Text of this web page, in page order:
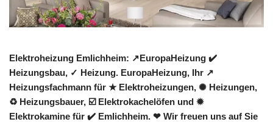
Elektroheizung Emlichheim: ↗️EuropaHeizung ✔️
Heizungsbau, ✓ Heizung. EuropaHeizung, Ihr ↗️
Heizungsfachmann für ★ Elektroheizungen, ✺ Heizungen,
♻ Heizungsbauer, ☑️ Elektrokachelöfen und ✹
Elektrokamine für ✔️ Emlichheim. ❤ Wir freuen uns auf Sie